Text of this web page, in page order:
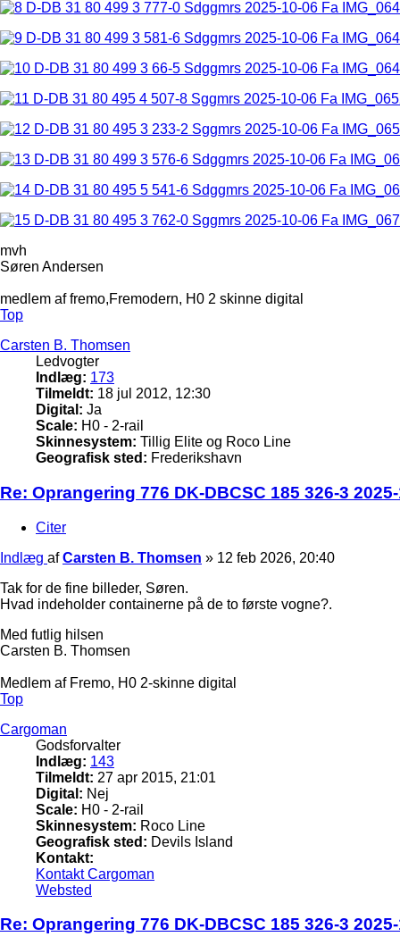
mvh
Søren Andersen
medlem af fremo,Fremodern, H0 2 skinne digital
Top
Carsten B. Thomsen
Ledvogter
Indlæg: 173
Tilmeldt: 18 jul 2012, 12:30
Digital: Ja
Scale: H0 - 2-rail
Skinnesystem: Tillig Elite og Roco Line
Geografisk sted: Frederikshavn
Re: Oprangering 776 DK-DBCSC 185 326-3
Citer
Indlæg afCarsten B. Thomsen » 12 feb 2026, 20:40
Tak for de fine billeder, Søren.
Hvad indeholder containerne på de to første vogne?.
Med futlig hilsen
Carsten B. Thomsen
Medlem af Fremo, H0 2-skinne digital
Top
Cargoman
Godsforvalter
Indlæg: 143
Tilmeldt: 27 apr 2015, 21:01
Digital: Nej
Scale: H0 - 2-rail
Skinnesystem: Roco Line
Geografisk sted: Devils Island
Kontakt:
Kontakt Cargoman
Websted
Re: Oprangering 776 DK-DBCSC 185 326-3